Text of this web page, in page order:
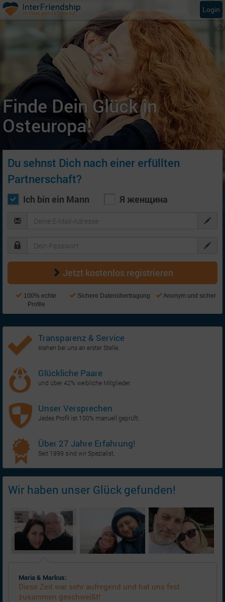
Finde Dein Glück in
Osteuropa!
Du sehnst Dich nach einer erfüllten
Partnerschaft?
Ich bin ein Mann Я женщина
Jetzt kostenlos registrieren
100% echte
Profile
Sichere Datenübertragung Anonym und sicher
Transparenz & Service
stehen bei uns an erster Stelle.
Glückliche Paare
und über 42% weibliche Mitglieder.
Unser Versprechen
Jedes Profil ist 100% manuell geprüft.
Über 27 Jahre Erfahrung!
Seit 1999 sind wir Spezialist.
Wir haben unser Glück gefunden!
Maria & Markus:
Diese Zeit war sehr aufregend und hat uns fest
zusammen geschweißt!
Login